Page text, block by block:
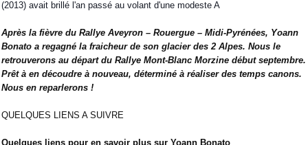
(2013) avait brillé l'an passé au volant d'une modeste A
Après la fièvre du Rallye Aveyron – Rouergue – Midi-Pyrénées, Yoann
Bonato a regagné la fraicheur de son glacier des 2 Alpes. Nous le
retrouverons au départ du Rallye Mont-Blanc Morzine début septembre.
Prêt à en découdre à nouveau, déterminé à réaliser des temps canons.
Nous en reparlerons !
QUELQUES LIENS A SUIVRE
Quelques liens pour en savoir plus sur Yoann Bonato